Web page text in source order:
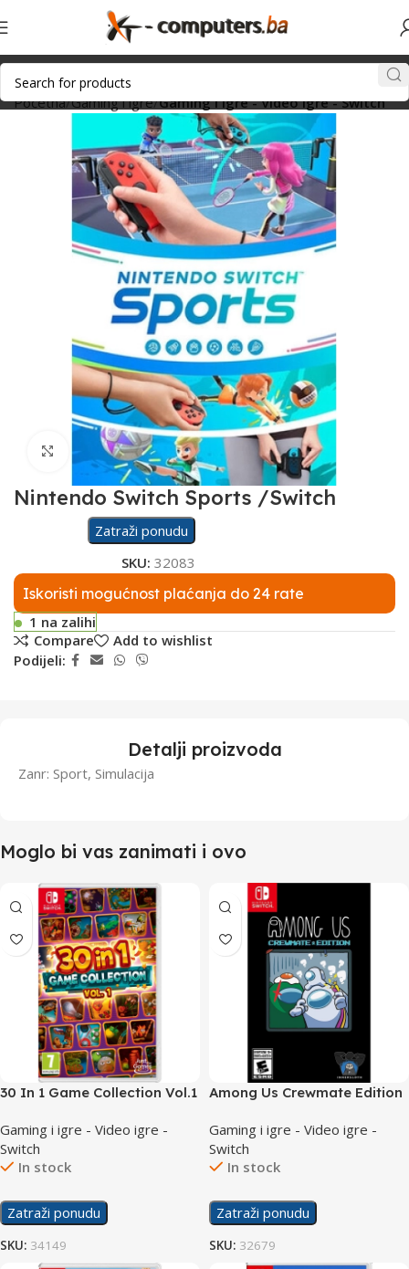
Početna Gaming i igre Gaming i igre - Video igre - Switch
Click to enlarge
Nintendo Switch Sports /Switch
Zatraži ponudu
SKU: 32083
Iskoristi mogućnost plaćanja do 24 rate
1 na zalihi
Compare
Add to wishlist
Podijeli:
Detalji proizvoda
Zanr: Sport, Simulacija
Moglo bi vas zanimati i ovo
30 In 1 Game Collection Vol.1
Gaming i igre - Video igre -
Switch
In stock
Zatraži ponudu
SKU: 34149
Among Us Crewmate Edition
Gaming i igre - Video igre -
Switch
In stock
Zatraži ponudu
SKU: 32679